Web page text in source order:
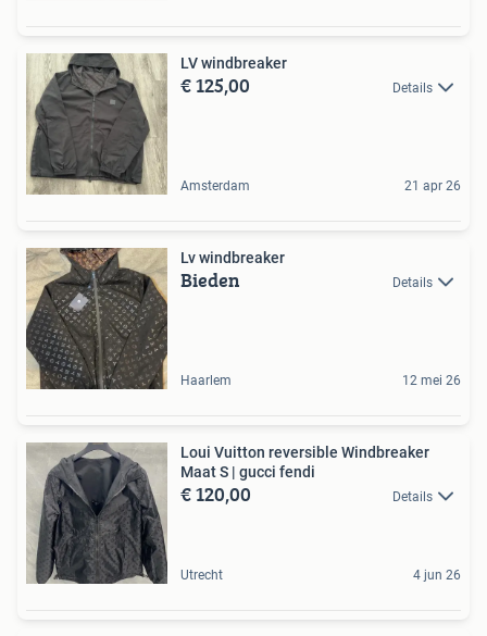
LV windbreaker
€ 125,00 Details
Amsterdam 21 apr 26
Lv windbreaker
Bieden Details
Haarlem 12 mei 26
Loui Vuitton reversible Windbreaker
Maat S | gucci fendi
€ 120,00 Details
Utrecht 4 jun 26